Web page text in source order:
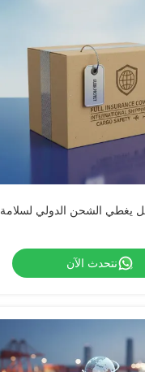
يغطي الشحن الدولي لسلامة
نتحدث الآن